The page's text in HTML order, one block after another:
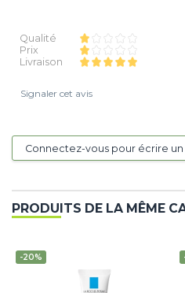
Qualité
Prix
Livraison
Signaler cet avis
Connectez-vous pour écrire un
PRODUITS DE LA MÊME
-20%